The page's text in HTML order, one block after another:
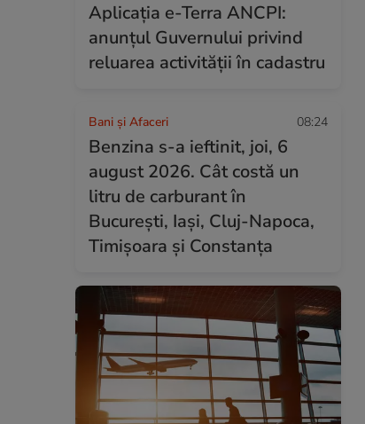
Aplicația e-Terra ANCPI:
anunțul Guvernului privind
reluarea activității în cadastru
Bani și Afaceri 08:24
Benzina s-a ieftinit, joi, 6
august 2026. Cât costă un
litru de carburant în
București, Iași, Cluj-Napoca,
Timișoara și Constanța